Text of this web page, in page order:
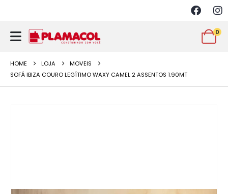
0
HOME LOJA
MOVEIS
SOFÁ IBIZA COURO LEGÍTIMO WAXY CAMEL 2 ASSENTOS 1.90MT